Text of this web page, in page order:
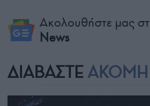
Ακολουθήστε μας
News
ΔΙΑΒΑΣΤΕ ΑΚΟΜΗ